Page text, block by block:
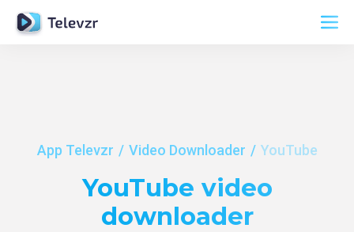
App Televzr Video Downloader YouTube
YouTube video
downloader